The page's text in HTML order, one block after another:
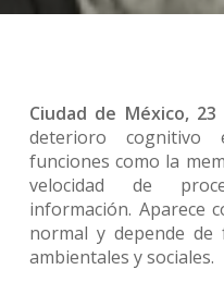
Ciudad de México,
deterioro
funciones como la
velocidad de
información. Aparece
normal y depende de
ambientales y sociales.